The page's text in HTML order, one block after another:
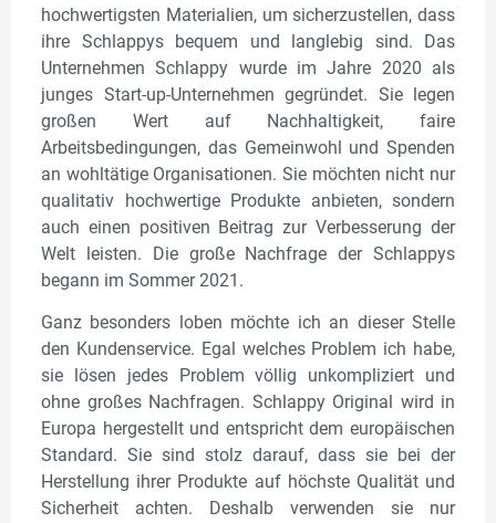
hochwertigsten Materialien, um sicherzustellen, dass
ihre Schlappys bequem und langlebig sind. Das
Unternehmen Schlappy wurde im Jahre 2020 als
junges Start-up-Unternehmen gegründet. Sie legen
großen Wert auf Nachhaltigkeit, faire
Arbeitsbedingungen, das Gemeinwohl und Spenden
an wohltätige Organisationen. Sie möchten nicht nur
qualitativ hochwertige Produkte anbieten, sondern
auch einen positiven Beitrag zur Verbesserung der
Welt leisten. Die große Nachfrage der Schlappys
begann im Sommer 2021.
Ganz besonders loben möchte ich an dieser Stelle
den Kundenservice. Egal welches Problem ich habe,
sie lösen jedes Problem völlig unkompliziert und
ohne großes Nachfragen. Schlappy Original wird in
Europa hergestellt und entspricht dem europäischen
Standard. Sie sind stolz darauf, dass sie bei der
Herstellung ihrer Produkte auf höchste Qualität und
Sicherheit achten. Deshalb verwenden sie nur